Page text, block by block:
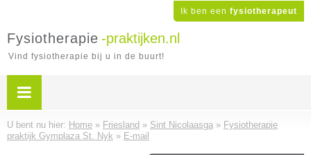
Ik ben een fysiotherapeut
Fysiotherapie -praktijken.nl
Vind fysiotherapie bij u in de buurt!
U bent nu hier: Home » Friesland » Sint Nicolaasga » Fysiotherapie
praktijk Gymplaza St. Nyk » E-mail